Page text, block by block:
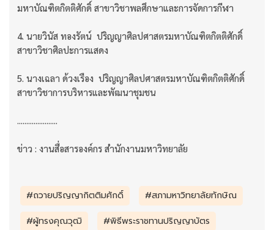
มหาบัณฑิตกิตติศักดิ์ สาขาวิชาพลศึกษาและการจัดการกีฬา
4. นายวินัส ทองรัตน์ ปริญญาศิลปศาสตรมหาบัณฑิตกิตติศักดิ์
สาขาวิชาศิลปะการแสดง
5. นางเฉลา ด้วงเรือง ปริญญาศิลปศาสตรมหาบัณฑิตกิตติศักดิ์
สาขาวิชาการบริหารและพัฒนาชุมชน
ข่าว : งานสื่อสารองค์กร สำนักงานมหาวิทยาลัย
#ถวายปริญญากิตติมศักดิ์
#สภามหาวิทยาลัยทักษิณ
#ผู้ทรงคุณวุฒิ
#พิธีพระราชทานปริญญาบัตร